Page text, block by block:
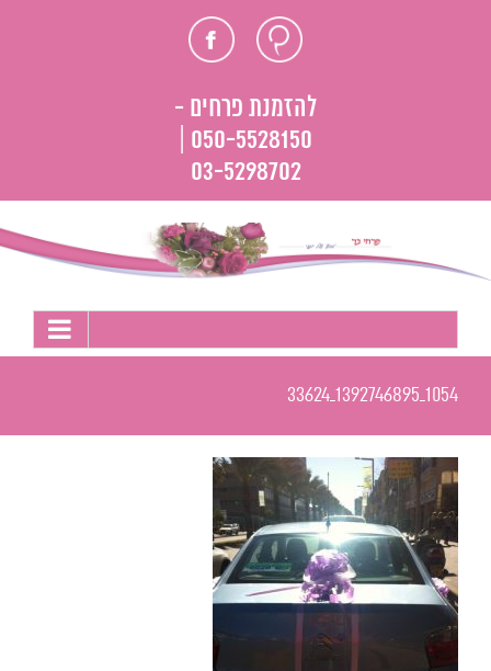
חוות פייסבוק
להזמנת פרחים -
050-5528150 |
03-5298702
1054_1392746895_33624